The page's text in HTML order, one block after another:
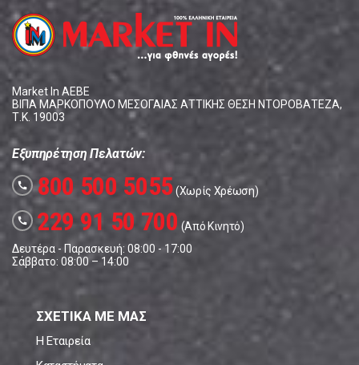
Market In ΑΕΒΕ
ΒΙΠΑ ΜΑΡΚΟΠΟΥΛΟ ΜΕΣΟΓΑΙΑΣ ΑΤΤΙΚΗΣ ΘΕΣΗ ΝΤΟΡΟΒΑΤΕΖΑ,
Τ.Κ. 19003
Εξυπηρέτηση Πελατών:
call 800 500 5055(Χωρίς Χρέωση)
call 229 91 50 700 (Από Κινητό)
Δευτέρα - Παρασκευή: 08:00 - 17:00
Σάββατο: 08:00 – 14:00
ΣΧΕΤΙΚΑ ΜΕ ΜΑΣ
Η Εταιρεία